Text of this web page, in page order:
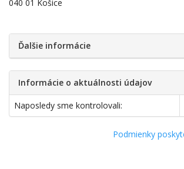
040 01 Košice
Ďalšie informácie
Informácie o aktuálnosti údajov
Naposledy sme kontrolovali:
Podmienky